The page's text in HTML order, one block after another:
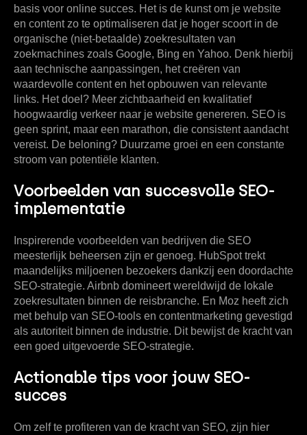
basis voor online succes. Het is de kunst om je website
en content zo te optimaliseren dat je hoger scoort in de
organische (niet-betaalde) zoekresultaten van
zoekmachines zoals Google, Bing en Yahoo. Denk hierbij
aan technische aanpassingen, het creëren van
waardevolle content en het opbouwen van relevante
links. Het doel? Meer zichtbaarheid en kwalitatief
hoogwaardig verkeer naar je website genereren. SEO is
geen sprint, maar een marathon, die consistent aandacht
vereist. De beloning? Duurzame groei en een constante
stroom van potentiële klanten.
Voorbeelden van succesvolle SEO-
implementatie
Inspirerende voorbeelden van bedrijven die SEO
meesterlijk beheersen zijn er genoeg. HubSpot trekt
maandelijks miljoenen bezoekers dankzij een doordachte
SEO-strategie. Airbnb domineert wereldwijd de lokale
zoekresultaten binnen de reisbranche. En Moz heeft zich
met behulp van SEO-tools en contentmarketing gevestigd
als autoriteit binnen de industrie. Dit bewijst de kracht van
een goed uitgevoerde SEO-strategie.
Actionable tips voor jouw SEO-
succes
Om zelf te profiteren van de kracht van SEO, zijn hier